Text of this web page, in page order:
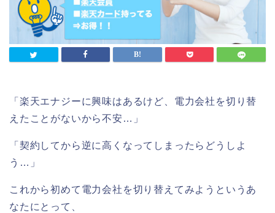
「楽天エナジーに興味はあるけど、電力会社を切り替
えたことがないから不安…」
「契約してから逆に高くなってしまったらどうしよ
う…」
これから初めて電力会社を切り替えてみようというあ
なたにとって、